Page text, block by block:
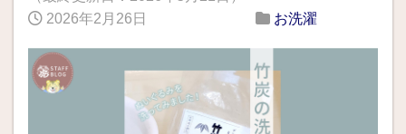
2026年2月26日
お洗濯